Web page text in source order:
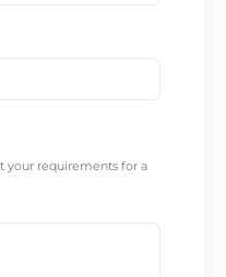
your requirements for a